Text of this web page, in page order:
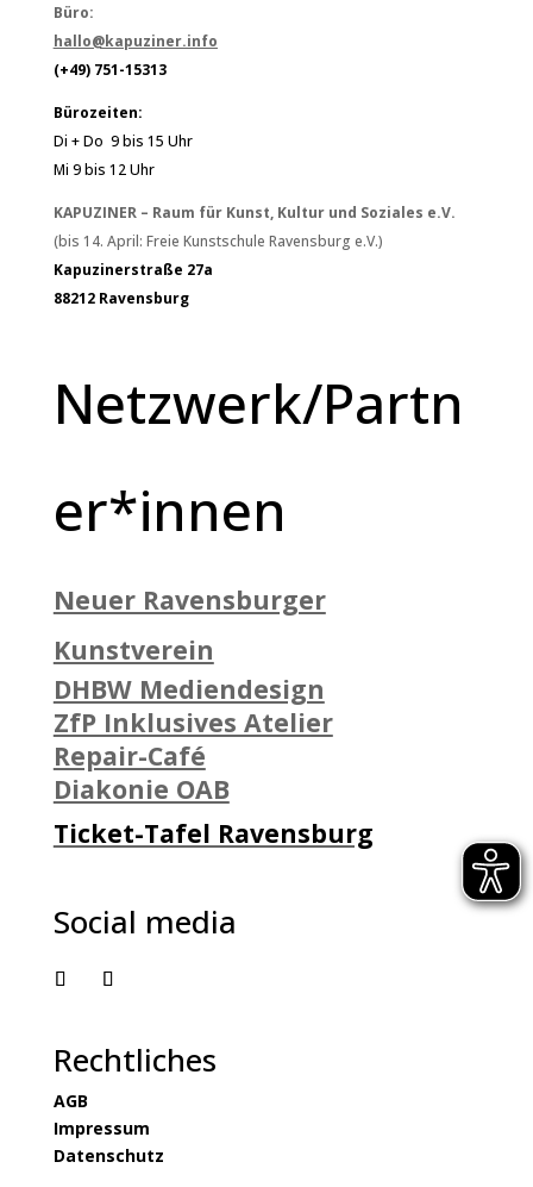
Büro:
hallo@kapuziner.info
(+49) 751-15313
Bürozeiten:
Di + Do 9 bis 15 Uhr
Mi 9 bis 12 Uhr
KAPUZINER – Raum für Kunst, Kultur und Soziales e.V.
(bis 14. April: Freie Kunstschule Ravensburg e.V.)
Kapuzinerstraße 27a
88212 Ravensburg
Netzwerk/Partn
er*innen
Neuer Ravensburger
Kunstverein
DHBW Mediendesign
ZfP Inklusives Atelier
Repair-Café
Diakonie OAB
Ticket-Tafel Ravensburg
Social media
Rechtliches
AGB
Impressum
Datenschutz